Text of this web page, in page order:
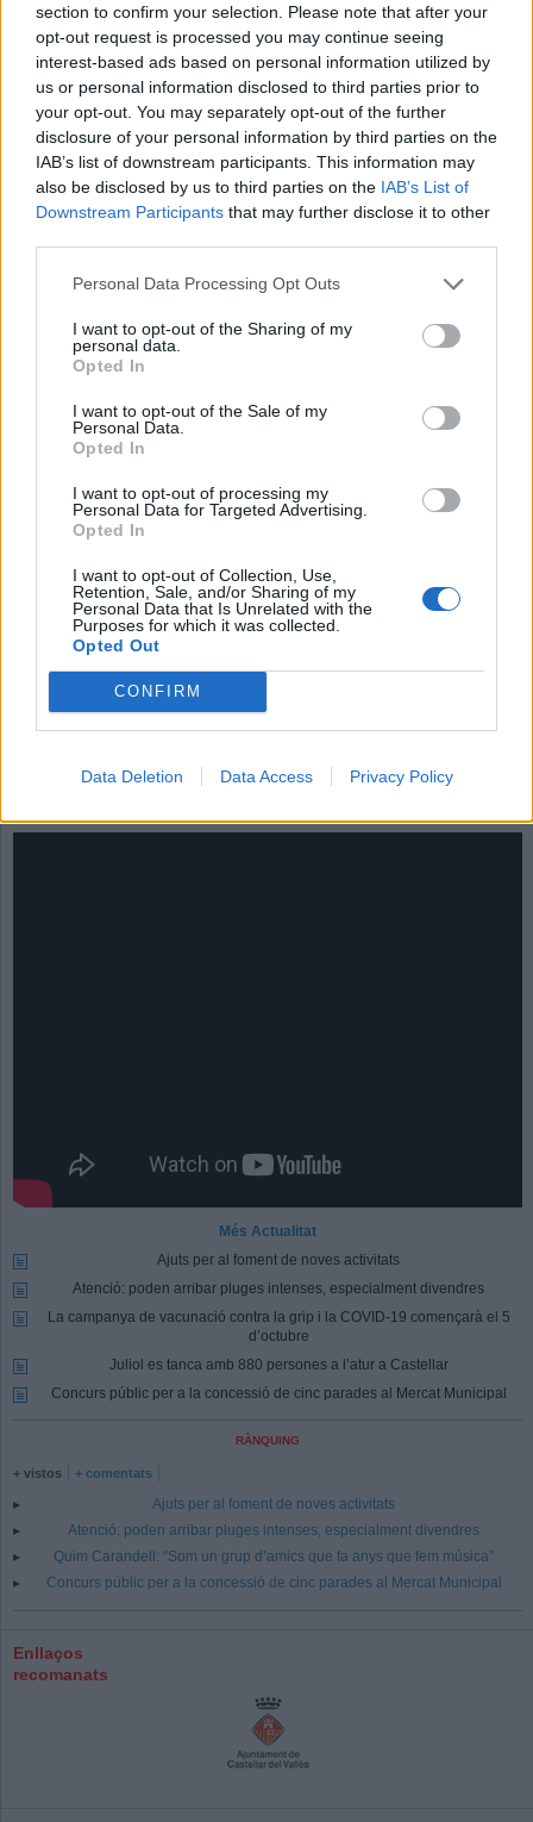
section to confirm your selection. Please note that after your
opt-out request is processed you may continue seeing
interest-based ads based on personal information utilized by
us or personal information disclosed to third parties prior to
your opt-out. You may separately opt-out of the further
disclosure of your personal information by third parties on the
IAB’s list of downstream participants. This information may
also be disclosed by us to third parties on the IAB’s List of
Downstream Participants that may further disclose it to other
Personal Data Processing Opt Outs
I want to opt-out of the Sharing of my
personal data.
Opted In
I want to opt-out of the Sale of my
Personal Data.
Opted In
I want to opt-out of processing my
Personal Data for Targeted Advertising.
Opted In
I want to opt-out of Collection, Use,
Retention, Sale, and/or Sharing of my
Personal Data that Is Unrelated with the
Purposes for which it was collected.
Opted Out
CONFIRM
Data Deletion Data Access Privacy Policy
A més, del 14 de juliol al 29 d’agost torna l’edició d’estiu del ‘Notícies en
Xarxa’. S’emetrà de dilluns a divendres, de 19h a 20h. Serà un espai
d’informació, dirigit per David Amador i presentat per Helena Puigdueta, des
del plató de La Xarxa de Comunicació Local a Barcelona, amb notícies,
connexions i entrevistes d’actualitat. El ‘NEX Estiu’ tindrà un format totalment
televisiu.
La mirada de l’informatiu estarà posada, entre d'altres, en els temes més
estiuencs, com la cultura o el turisme, sense perdre de vista l'evolució de
dia i tindran un format de videotrucada o, de vegades, presencial.
El NEX Estiu potenciarà els formats de directe, complementat per notícies
elaborades, tant per les entitats adherides, com per la redacció de Barcelona.
AfegeixL'Actual
com a font preferida de
Google de forma gratuïta
ACTIVAR ARA
Comparteix
M'agrada
Identificar-me.Per escriure un comentari has d'identificar-te com a usuari de
Lactual.cat
Video
Més Actualitat
Ajuts per al foment de noves activitats
Atenció: poden arribar pluges intenses, especialment divendres
La campanya de vacunació contra la grip i la COVID-19 començarà el 5
d’octubre
Juliol es tanca amb 880 persones a l’atur a Castellar
Concurs públic per a la concessió de cinc parades al Mercat Municipal
RÀNQUING
+ vistos + comentats
Ajuts per al foment de noves activitats
Atenció: poden arribar pluges intenses, especialment divendres
Quim Carandell: “Som un grup d’amics que fa anys que fem música”
Concurs públic per a la concessió de cinc parades al Mercat Municipal
Enllaços
recomanats